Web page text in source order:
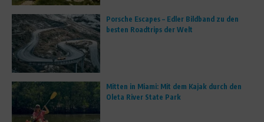
Porsche Escapes – Edler Bildband zu den
besten Roadtrips der Welt
Mitten in Miami: Mit dem Kajak durch den
Oleta River State Park